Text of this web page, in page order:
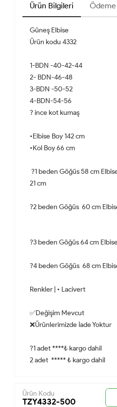
Ürün Bilgileri
Güneş Elbise
Ürün kodu 4332
1-BDN -40-42-44
2- BDN-46-48
3-BDN -50-52
4-BDN-54-56
? ince kot kumaş
•Elbise Boy 142 cm
•Kol Boy 66 cm
?1 beden Göğüs 58 cm
21 cm
?2 beden Göğüs 60 cm
?3 beden Göğüs 64 cm
?4 beden Göğüs 68 cm
Renkler | • Lacivert
✅Değişim Mevcut
❌Ürünlerimizde İade Yoktur
?1 adet ****₺ kargo dahil
2 adet ***** ₺ kargo dahil
Ürün Kodu
TZY4332-500